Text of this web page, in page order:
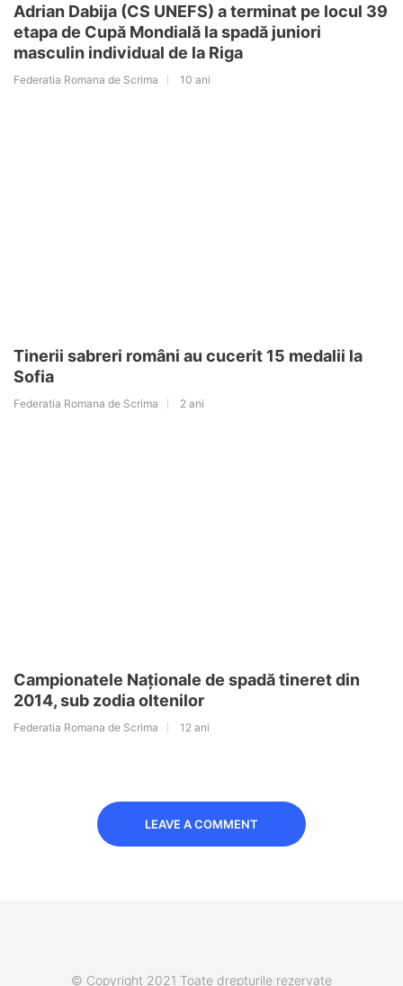
Adrian Dabija (CS UNEFS) a terminat pe locul 39
etapa de Cupă Mondială la spadă juniori
masculin individual de la Riga
Federatia Romana de Scrima 10 ani
Tinerii sabreri români au cucerit 15 medalii la
Sofia
Federatia Romana de Scrima 2 ani
Campionatele Naţionale de spadă tineret din
2014, sub zodia oltenilor
Federatia Romana de Scrima 12 ani
LEAVE A COMMENT
© Copyright 2021 Toate drepturile rezervate